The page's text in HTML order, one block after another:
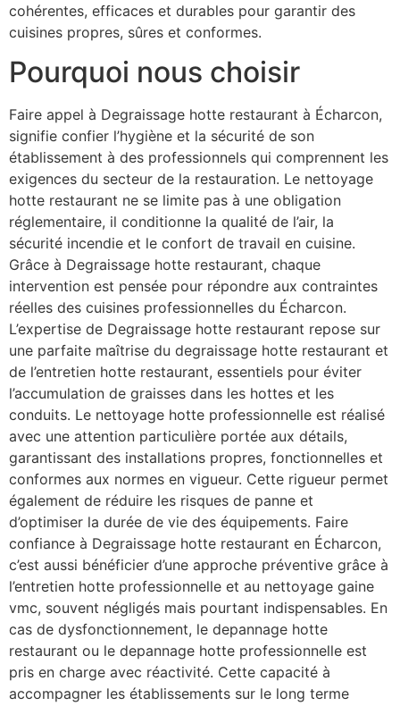
cohérentes, efficaces et durables pour garantir des
cuisines propres, sûres et conformes.
Pourquoi nous choisir
Faire appel à Degraissage hotte restaurant à Écharcon,
signifie confier l’hygiène et la sécurité de son
établissement à des professionnels qui comprennent les
exigences du secteur de la restauration. Le nettoyage
hotte restaurant ne se limite pas à une obligation
réglementaire, il conditionne la qualité de l’air, la
sécurité incendie et le confort de travail en cuisine.
Grâce à Degraissage hotte restaurant, chaque
intervention est pensée pour répondre aux contraintes
réelles des cuisines professionnelles du Écharcon.
L’expertise de Degraissage hotte restaurant repose sur
une parfaite maîtrise du degraissage hotte restaurant et
de l’entretien hotte restaurant, essentiels pour éviter
l’accumulation de graisses dans les hottes et les
conduits. Le nettoyage hotte professionnelle est réalisé
avec une attention particulière portée aux détails,
garantissant des installations propres, fonctionnelles et
conformes aux normes en vigueur. Cette rigueur permet
également de réduire les risques de panne et
d’optimiser la durée de vie des équipements. Faire
confiance à Degraissage hotte restaurant en Écharcon,
c’est aussi bénéficier d’une approche préventive grâce à
l’entretien hotte professionnelle et au nettoyage gaine
vmc, souvent négligés mais pourtant indispensables. En
cas de dysfonctionnement, le depannage hotte
restaurant ou le depannage hotte professionnelle est
pris en charge avec réactivité. Cette capacité à
accompagner les établissements sur le long terme